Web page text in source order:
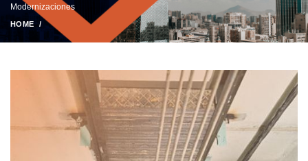
Modernizaciones
HOME